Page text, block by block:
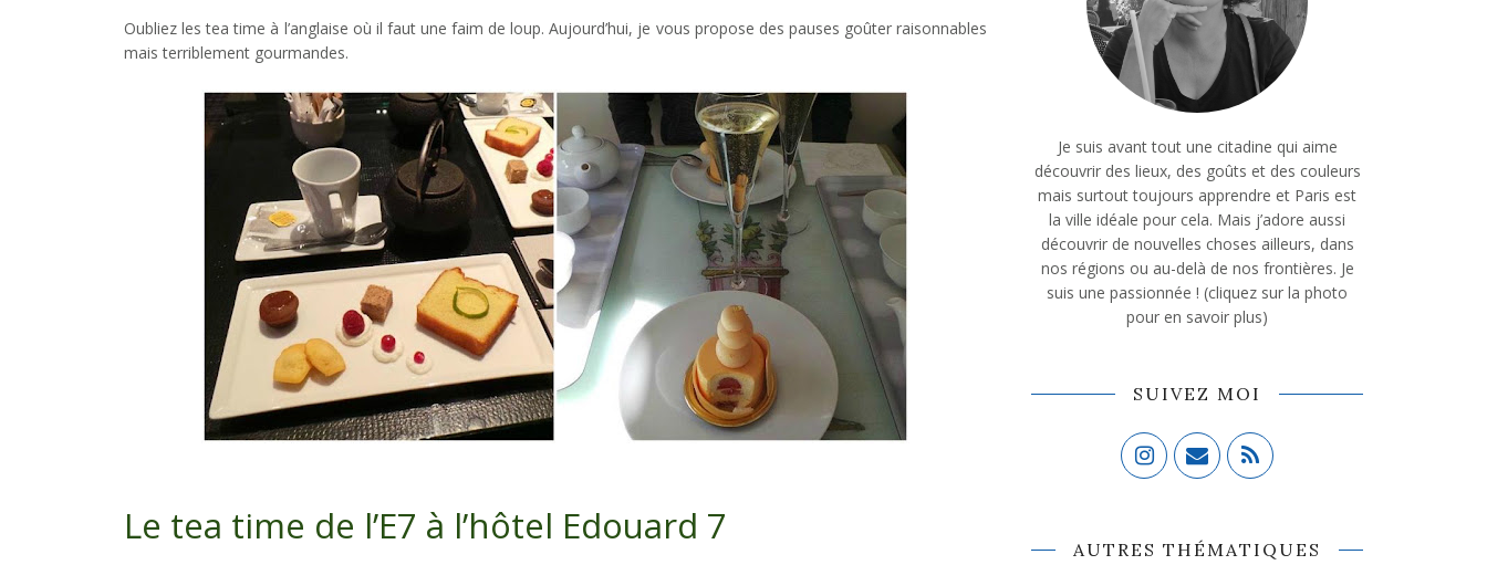
Oubliez les tea time à l’anglaise où il faut une faim de loup. Aujourd’hui, je vous propose des pauses goûter raisonnables
mais terriblement gourmandes.
Le tea time de l’E7 à l’hôtel Edouard 7
Je suis avant tout une citadine qui aime
découvrir des lieux, des goûts et des couleurs
mais surtout toujours apprendre et Paris est
la ville idéale pour cela. Mais j’adore aussi
découvrir de nouvelles choses ailleurs, dans
nos régions ou au-delà de nos frontières. Je
suis une passionnée ! (cliquez sur la photo
pour en savoir plus)
SUIVEZ MOI
AUTRES THÉMATIQUES